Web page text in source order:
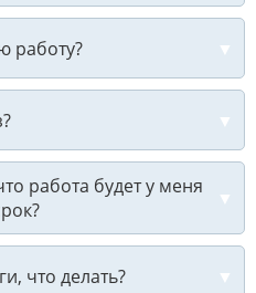
работу?
работа будет у меня
что делать?